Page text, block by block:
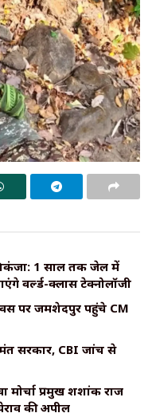
शिकंजा: 1 साल तक जेल में
वर्ल्ड-क्लास टेक्नोलॉजी
पर जमशेदपुर पहुंचे CM
सरकार, CBI जांच से
मोर्चा प्रमुख शशांक राज
की अपील